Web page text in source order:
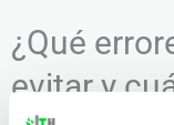
¿Qué
evitar y